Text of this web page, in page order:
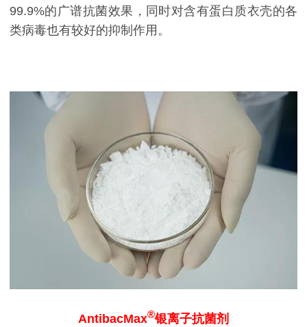
99.9%的广谱抗菌效果，同时对含有蛋白质衣壳的各
类病毒也有较好的抑制作用。
AntibacMax®银离子抗菌剂